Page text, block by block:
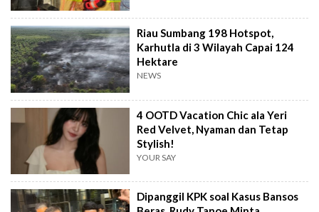
Riau Sumbang 198 Hotspot,
Karhutla di 3 Wilayah Capai 124
Hektare
NEWS
4 OOTD Vacation Chic ala Yeri
Red Velvet, Nyaman dan Tetap
Stylish!
YOUR SAY
Dipanggil KPK soal Kasus Bansos